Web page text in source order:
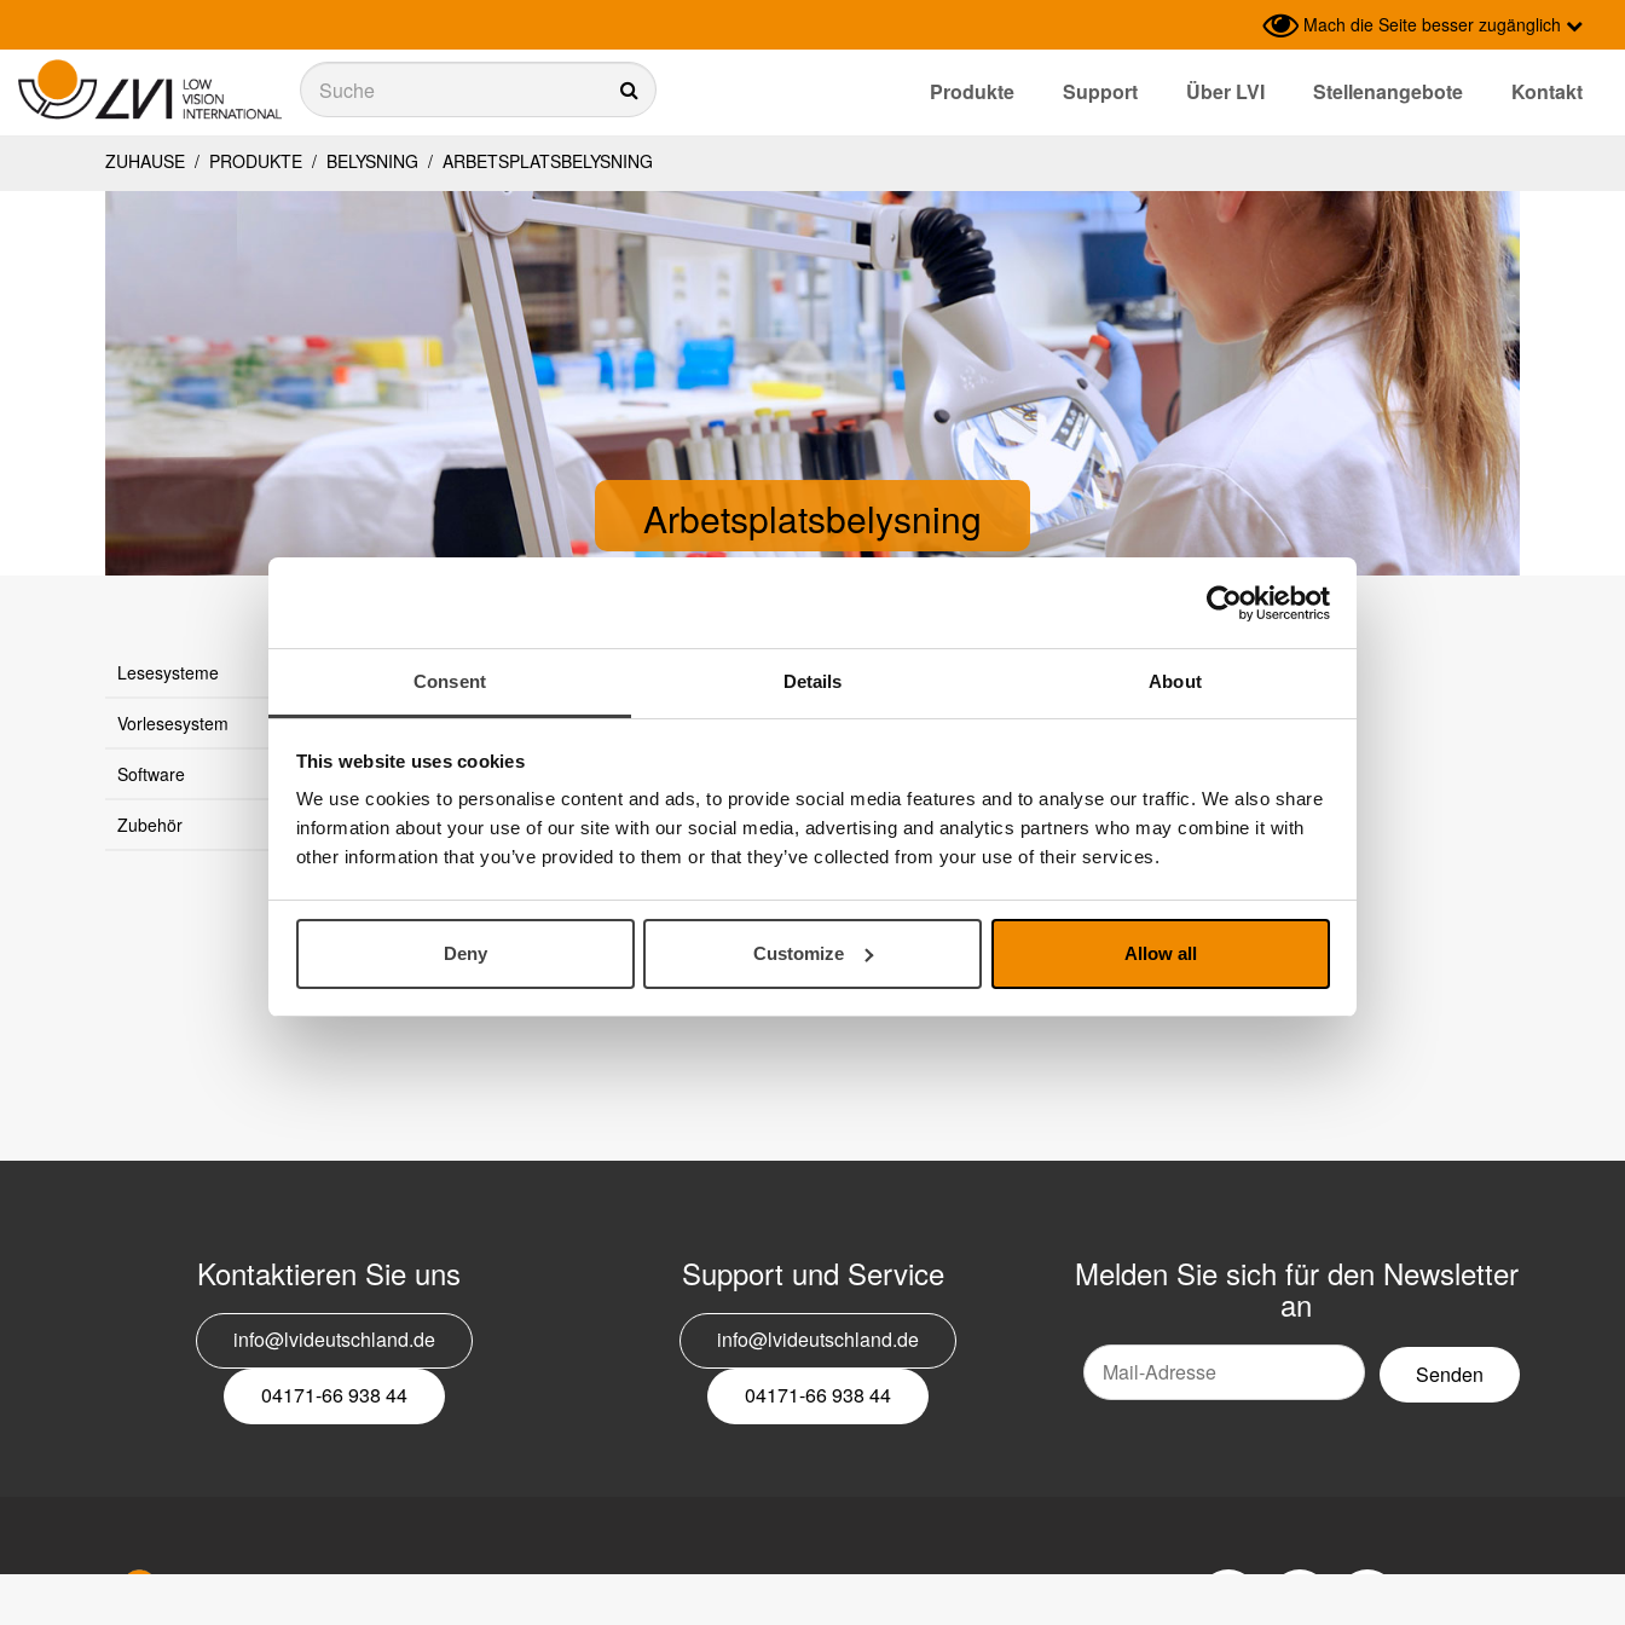
Consent Details About
This website uses cookies
We use cookies to personalise content and ads, to provide social media features and to analyse our traffic. We also share
information about your use of our site with our social media, advertising and analytics partners who may combine it with
other information that you’ve provided to them or that they’ve collected from your use of their services.
Deny Customize Allow all
Mach die Seite besser zugänglich
Suche
Produkte Support Über LVI Stellenangebote
Kontakt
ZUHAUSE / PRODUKTE / BELYSNING / ARBETSPLATSBELYSNING
Arbetsplatsbelysning
Lesesysteme
Vorlesesystem
Software
Zubehör
Kontaktieren Sie uns
info@lvideutschland.de
04171-66 938 44
Support und Service
info@lvideutschland.de
04171-66 938 44
Melden Sie sich für den Newsletter
an
EMail-
Newsletter
LVI Deutschland GmbH
Link
LVI